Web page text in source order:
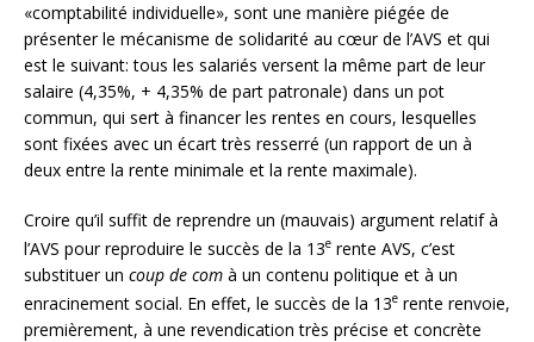
«comptabilité individuelle», sont une manière piégée de
présenter le mécanisme de solidarité au cœur de l’AVS et qui
est le suivant: tous les salariés versent la même part de leur
salaire (4,35%, + 4,35% de part patronale) dans un pot
commun, qui sert à financer les rentes en cours, lesquelles
sont fixées avec un écart très resserré (un rapport de un à
deux entre la rente minimale et la rente maximale).
Croire qu’il suffit de reprendre un (mauvais) argument relatif à
l’AVS pour reproduire le succès de la 13e rente AVS, c’est
substituer un coup de com à un contenu politique et à un
enracinement social. En effet, le succès de la 13e rente renvoie,
premièrement, à une revendication très précise et concrète